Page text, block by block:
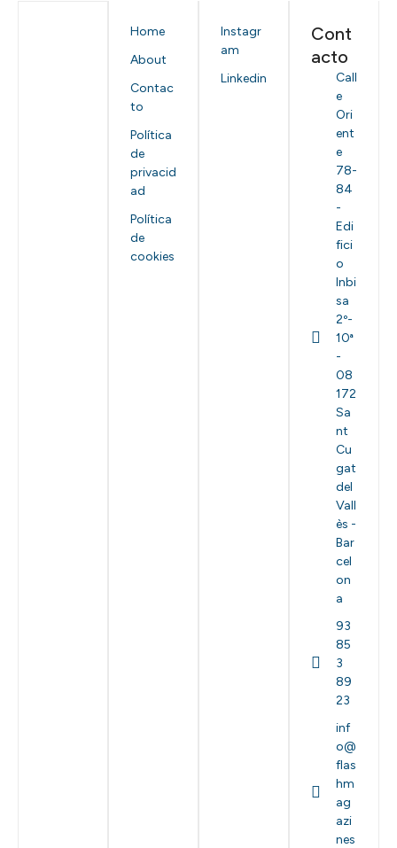
Home
About
Contac
to
Política
de
privacid
ad
Política
de
cookies
Instagr
am
Linkedin
Cont
acto
Call
e
Ori
ent
e
78-
84
-
Edi
fici
o
Inbi
sa
2º-
10ª
-
08
172
Sa
nt
Cu
gat
del
Vall
ès -
Bar
cel
on
a
93
85
3
89
23
inf
o@
flas
hm
ag
azi
nes